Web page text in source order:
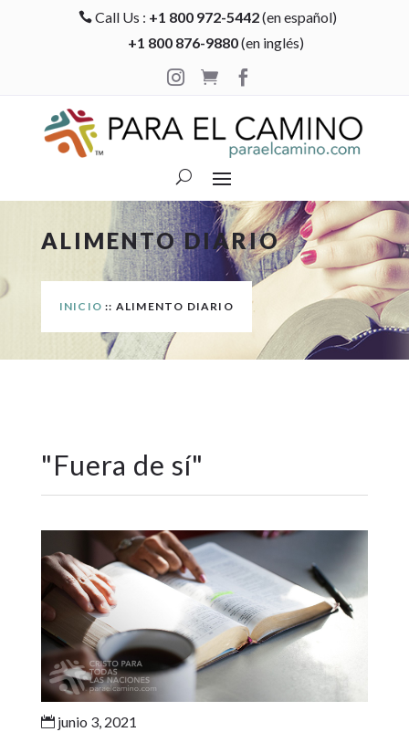
 Call Us : +1 800 972-5442(en español)
+1 800 876-9880(en inglés)

 
ALIMENTO DIARIO
INICIO :: ALIMENTO DIARIO
"Fuera de sí"
junio 3, 2021